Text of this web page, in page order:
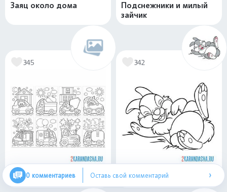
Заяц около дома
Подснежники и милый
зайчик
345
Звериные авто
342
Зайчик смеется
0 комментариев Оставь свой комментарий ›